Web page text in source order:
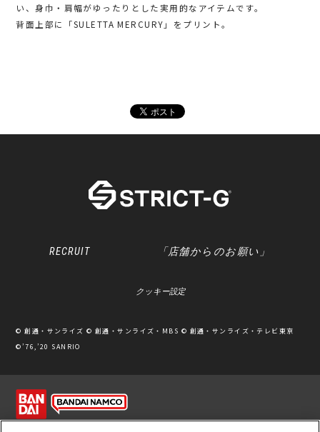
い、身巾・肩幅がゆったりとした実用的なアイテムです。
背面上部に「SULETTA MERCURY」をプリント。
RECRUIT 「店舗からのお願い」
クッキー設定
© 創通・サンライズ © 創通・サンライズ・MBS © 創通・サンライズ・テレビ東京
©’76,’20 SANRIO